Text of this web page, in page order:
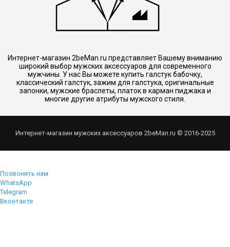
Интернет-магазин 2beMan.ru представляет Вашему вниманию
широкий выбор мужских аксессуаров для современного
мужчины. У нас Вы можете купить галстук бабочку,
классический галстук, зажим для галстука, оригинальные
запонки, мужские браслеты, платок в карман пиджака и
многие другие атрибуты мужского стиля.
Интернет-магазин мужских аксессуаров 2beMan.ru © 2016-2025
Позвонить нам
WhatsApp
Telegram
Вконтакте